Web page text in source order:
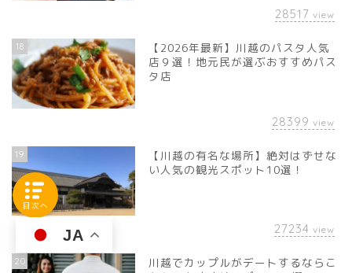
28517 view
18
【2026年最新】川越のパスタ人気
店９選！地元民が選ぶおすすめパス
タ店
28399 view
19
【川越の有名な場所】絶対はずせな
い人気の観光スポット10選！
27234 view
20
川越でカップルがデートするならこ
JA
目次へ